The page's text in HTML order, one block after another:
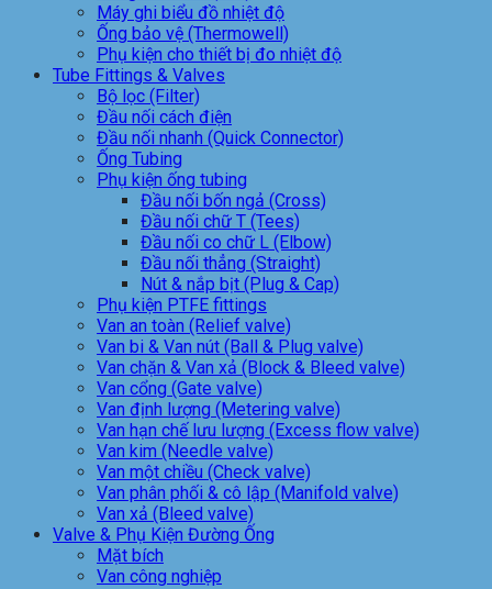
Máy ghi biểu đồ nhiệt độ
Ống bảo vệ (Thermowell)
Phụ kiện cho thiết bị đo nhiệt độ
Tube Fittings & Valves
Bộ lọc (Filter)
Đầu nối cách điện
Đầu nối nhanh (Quick Connector)
Ống Tubing
Phụ kiện ống tubing
Đầu nối bốn ngả (Cross)
Đầu nối chữ T (Tees)
Đầu nối co chữ L (Elbow)
Đầu nối thẳng (Straight)
Nút & nắp bịt (Plug & Cap)
Phụ kiện PTFE fittings
Van an toàn (Relief valve)
Van bi & Van nút (Ball & Plug valve)
Van chặn & Van xả (Block & Bleed valve)
Van cổng (Gate valve)
Van định lượng (Metering valve)
Van hạn chế lưu lượng (Excess flow valve)
Van kim (Needle valve)
Van một chiều (Check valve)
Van phân phối & cô lập (Manifold valve)
Van xả (Bleed valve)
Valve & Phụ Kiện Đường Ống
Mặt bích
Van công nghiệp